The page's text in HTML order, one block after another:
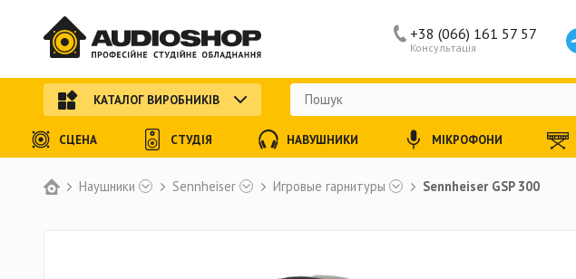
Наушники Sennheiser Игровые гарнитуры Sennheiser GSP 300
Консультація
+38 (066) 161 57 57
КАТАЛОГ ВИРОБНИКІВ
СЦЕНА СТУДІЯ НАВУШНИКИ МІКРОФОНИ